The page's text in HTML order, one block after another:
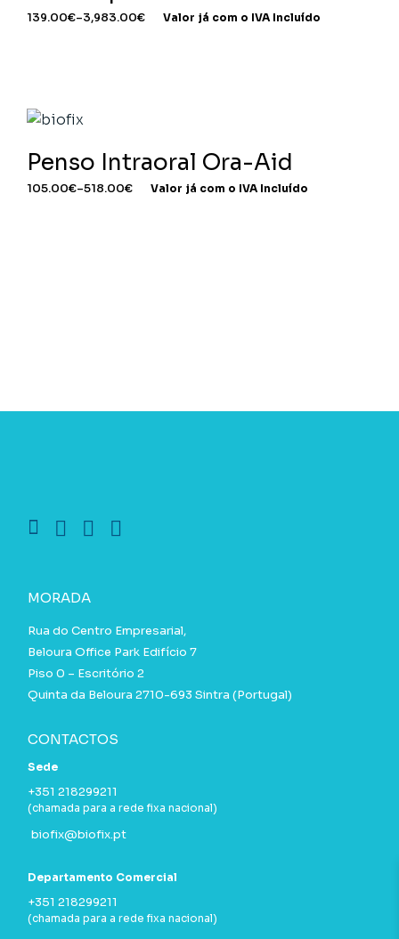
139.00€–3,983.00€ Valor já com o IVA Incluído
Penso Intraoral Ora-Aid
105.00€–518.00€ Valor já com o IVA Incluído
MORADA
Rua do Centro Empresarial,
Beloura Office Park Edifício 7
Piso 0 – Escritório 2
Quinta da Beloura 2710-693 Sintra (Portugal)
CONTACTOS
Sede
+351 218299211
(chamada para a rede fixa nacional)
biofix@biofix.pt
Departamento Comercial
+351 218299211
(chamada para a rede fixa nacional)